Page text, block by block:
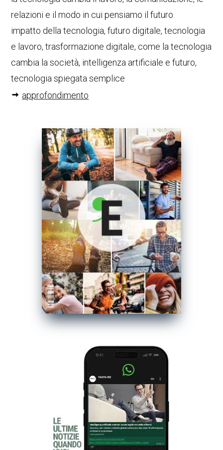
relazioni e il modo in cui pensiamo il futuro.
impatto della tecnologia, futuro digitale, tecnologia
e lavoro, trasformazione digitale, come la tecnologia
cambia la società, intelligenza artificiale e futuro,
tecnologia spiegata semplice
approfondimento